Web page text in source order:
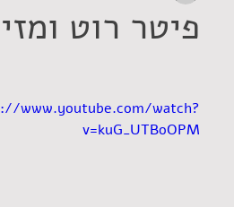
פיטר רוט
www.youtube.com/watch?
v=kuG_UTBoOPM